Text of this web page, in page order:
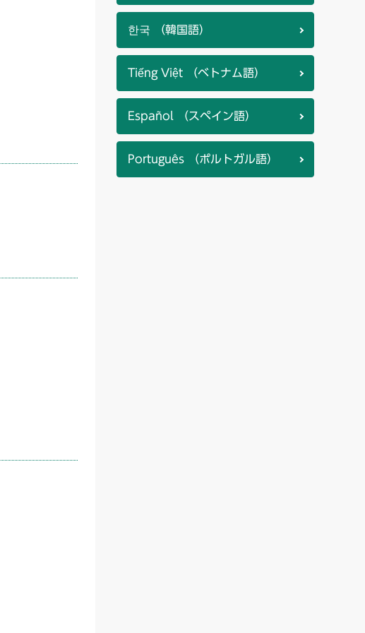
한국 （韓国語）
Tiếng Việt （ベトナム語）
Español （スペイン語）
Português （ポルトガル語）